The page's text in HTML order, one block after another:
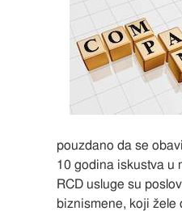
pouzdano da se
10 godina iskustva u
RCD usluge su
biznismene, koji žele